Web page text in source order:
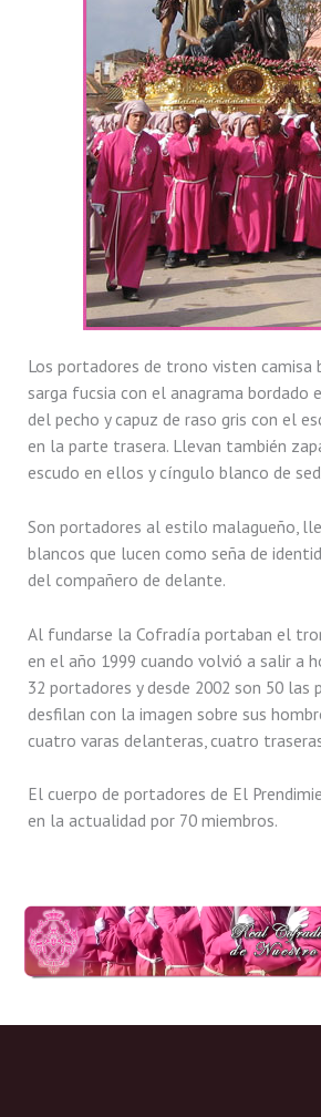
Los portadores de trono visten camisa
sarga fucsia con el anagrama bordado
del pecho y capuz de raso gris con el
en la parte trasera. Llevan también
escudo en ellos y cíngulo blanco de
Son portadores al estilo malagueño,
blancos que lucen como seña de
del compañero de delante.
Al fundarse la Cofradía portaban el
en el año 1999 cuando volvió a salir a
32 portadores y desde 2002 son 50 las
desfilan con la imagen sobre sus
cuatro varas delanteras, cuatro
El cuerpo de portadores de El
en la actualidad por 70 miembros.